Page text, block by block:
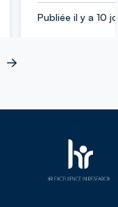
Publiée il y a 10